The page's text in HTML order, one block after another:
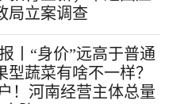
局立案调查
丨“身价”远高于普通
型蔬菜有啥不一样？
！河南经营主体总量